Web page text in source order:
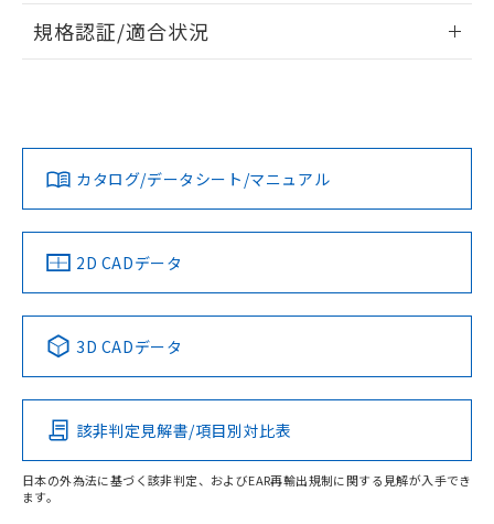
ログイン/会員登録
ダウンロードデータをご利用いただく前に、以下を必ずお読
みください。
ソフトウェアの使用条件
EU RoHS 注意事項・凡例
対応済み
中国 RoHS 注意事項・凡例
Pb Hg Cd Cr(VI)
O
規格認証/適合状況
LR型式承認
（イギリス
船舶規格）
DNV型式承認
（ノルウェー
BV型式承認
（フランス
KR型式
（韓国
No No No No
この製品の規格認証/適合状況ページへ
その他の認証はこちらのページからご検索ください
カタログ/データシート/マニュアル
2D CADデータ
3D CADデータ
該非判定見解書/項目別対比表
日本の外為法に基づく該非判定、およびEAR再輸出規制に関する見解が入手でき
ます。